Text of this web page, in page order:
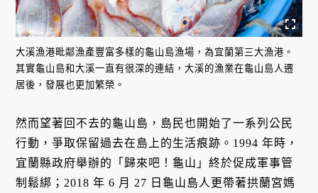
大溪漁港毗鄰漁產豐富多樣的龜山島漁場，為宜蘭第三大漁港。
其實龜山島和大溪一直有很深的連結，大溪的漁業在龜山島人遷
居後，發展也更加繁榮。
然而望著回不去的龜山島，島民也開始了一系列公民
行動，爭取保留過去在島上的生活痕跡。1994 年時，
宜蘭縣政府舉辦的「歸來吧！龜山」終於促成軍事管
制鬆綁；2018 年 6 月 27 日龜山島人更帶著拱蘭宮媽